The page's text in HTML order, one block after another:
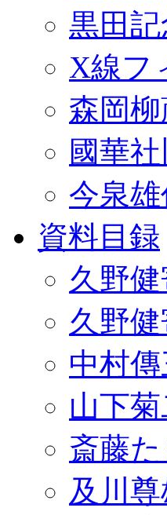
黒田
X線フ
森岡
國華
今泉雄
資料目録
久野
久野
中村
山下
斎藤
及川